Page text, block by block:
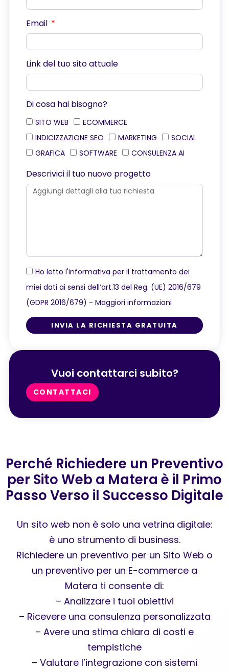
Email
Link del tuo sito attuale
Di cosa hai bisogno?
SITO WEB
ECOMMERCE
INDICIZZAZIONE SEO
MARKETING
SOCIAL
GRAFICA
SOFTWARE CONSULENZA AI
Descrivici il tuo nuovo progetto
Ho letto l'informativa per il trattamento dei
miei dati ai sensi dell’art.13 del Reg. (UE) 2016/679
(GDPR 2016/679) - Maggiori informazioni
INVIA LA RICHIESTA GRATUITA
Vuoi contattarci subito?
CONTATTACI
Perché Richiedere un Preventivo
per Sito Web a Matera è il Primo
Passo Verso il Successo Digitale
Un sito web non è solo una vetrina digitale:
è uno strumento di business.
Richiedere un preventivo per un Sito Web o
un preventivo per un E-commerce a
Matera ti consente di:
– Analizzare i tuoi obiettivi
– Ricevere una consulenza personalizzata
– Avere una stima chiara di costi e
tempistiche
– Valutare l’integrazione con sistemi